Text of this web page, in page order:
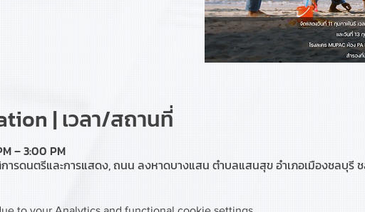
| เวลา/สถานที่
– 3:00 PM
ารดนตรีและการแสดง, ถนน ลงหาดบางแสน ตำบลแสนสุข อำเภอเมืองชลบุรี ช